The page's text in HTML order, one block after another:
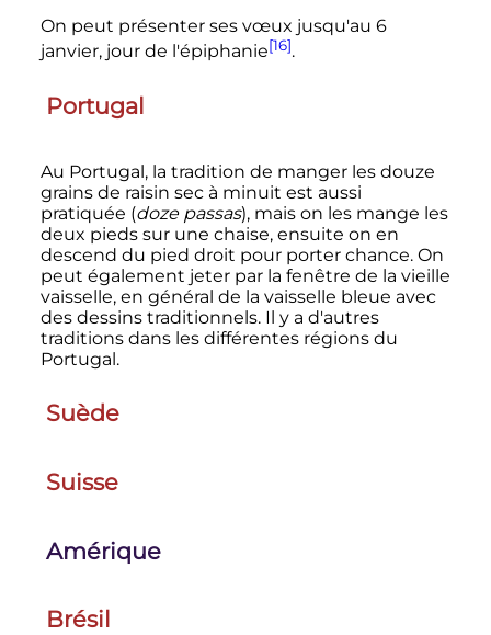
On peut présenter ses vœux jusqu'au 6
janvier, jour de l'épiphanie[16].
Portugal
Au Portugal, la tradition de manger les douze
grains de raisin sec à minuit est aussi
pratiquée (doze passas), mais on les mange les
deux pieds sur une chaise, ensuite on en
descend du pied droit pour porter chance. On
peut également jeter par la fenêtre de la vieille
vaisselle, en général de la vaisselle bleue avec
des dessins traditionnels. Il y a d'autres
traditions dans les différentes régions du
Portugal.
Suède
Suisse
Amérique
Brésil